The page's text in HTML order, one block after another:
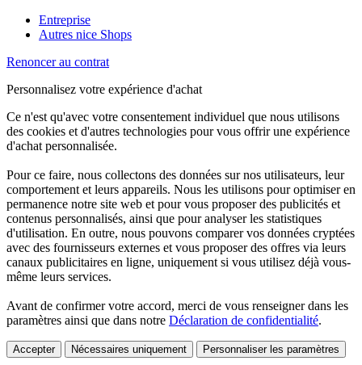
Entreprise
Autres nice Shops
Renoncer au contrat
Personnalisez votre expérience d'achat
Ce n'est qu'avec votre consentement individuel que nous utilisons
des cookies et d'autres technologies pour vous offrir une expérience
d'achat personnalisée.
Pour ce faire, nous collectons des données sur nos utilisateurs, leur
comportement et leurs appareils. Nous les utilisons pour optimiser en
permanence notre site web et pour vous proposer des publicités et
contenus personnalisés, ainsi que pour analyser les statistiques
d'utilisation. En outre, nous pouvons comparer vos données cryptées
avec des fournisseurs externes et vous proposer des offres via leurs
canaux publicitaires en ligne, uniquement si vous utilisez déjà vous-
même leurs services.
Avant de confirmer votre accord, merci de vous renseigner dans les
paramètres ainsi que dans notre Déclaration de confidentialité.
Accepter Nécessaires uniquement Personnaliser les paramètres